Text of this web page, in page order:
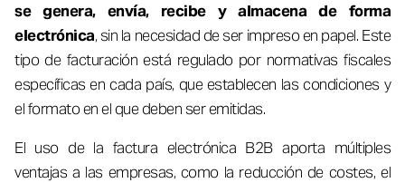
se genera, envía, recibe y almacena de forma
electrónica, sin la necesidad de ser impreso en papel. Este
tipo de facturación está regulado por normativas fiscales
específicas en cada país, que establecen las condiciones y
el formato en el que deben ser emitidas.
El uso de la factura electrónica B2B aporta múltiples
ventajas a las empresas, como la reducción de costes, el